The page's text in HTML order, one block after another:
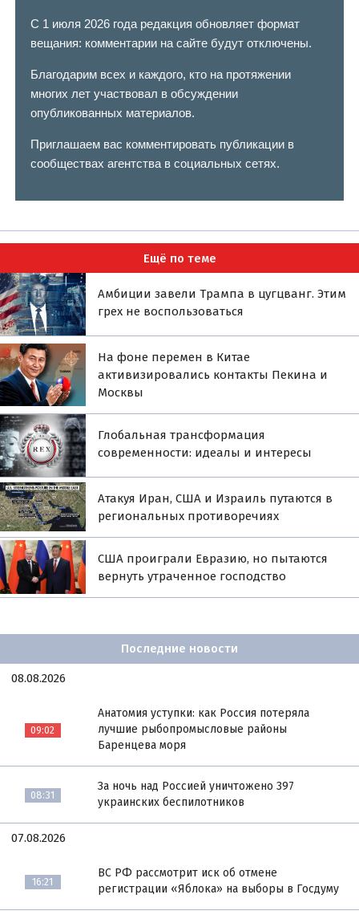
С 1 июля 2026 года редакция обновляет формат
вещания: комментарии на сайте будут отключены.
Благодарим всех и каждого, кто на протяжении
многих лет участвовал в обсуждении
опубликованных материалов.
Приглашаем вас комментировать публикации в
сообществах агентства в социальных сетях.
Ещё по теме
Амбиции завели Трампа в цугцванг. Этим
грех не воспользоваться
На фоне перемен в Китае
активизировались контакты Пекина и
Москвы
Глобальная трансформация
современности: идеалы и интересы
Атакуя Иран, США и Израиль путаются в
региональных противоречиях
США проиграли Евразию, но пытаются
вернуть утраченное господство
Последние новости
08.08.2026
09:02
Анатомия уступки: как Россия потеряла
лучшие рыбопромысловые районы
Баренцева моря
08:31
За ночь над Россией уничтожено 397
украинских беспилотников
07.08.2026
16:21
ВС РФ рассмотрит иск об отмене
регистрации «Яблока» на выборы в Госдуму